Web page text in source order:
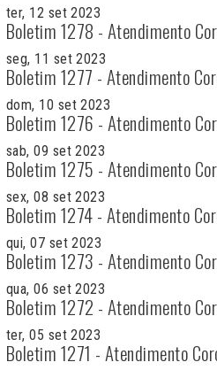
ter, 12 set 2023
Boletim 1278 - Atendimento
seg, 11 set 2023
Boletim 1277 - Atendimento
dom, 10 set 2023
Boletim 1276 - Atendimento
sab, 09 set 2023
Boletim 1275 - Atendimento
sex, 08 set 2023
Boletim 1274 - Atendimento
qui, 07 set 2023
Boletim 1273 - Atendimento
qua, 06 set 2023
Boletim 1272 - Atendimento
ter, 05 set 2023
Boletim 1271 - Atendimento